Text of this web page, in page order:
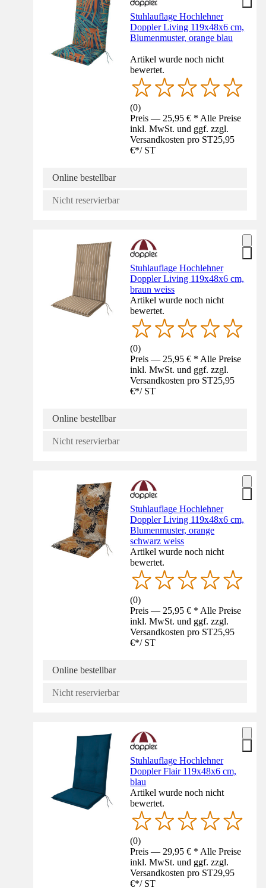
Stuhlauflage Hochlehner
Doppler Living 119x48x6 cm,
Blumenmuster, orange blau
Artikel wurde noch nicht
bewertet.
(0)
Preis — 25,95 € * Alle Preise
inkl. MwSt. und ggf. zzgl.
Versandkosten pro ST25,95
€*/ ST
Online bestellbar
Nicht reservierbar
Stuhlauflage Hochlehner
Doppler Living 119x48x6 cm,
braun weiss
Artikel wurde noch nicht
bewertet.
(0)
Preis — 25,95 € * Alle Preise
inkl. MwSt. und ggf. zzgl.
Versandkosten pro ST25,95
€*/ ST
Online bestellbar
Nicht reservierbar
Stuhlauflage Hochlehner
Doppler Living 119x48x6 cm,
Blumenmuster, orange
schwarz weiss
Artikel wurde noch nicht
bewertet.
(0)
Preis — 25,95 € * Alle Preise
inkl. MwSt. und ggf. zzgl.
Versandkosten pro ST25,95
€*/ ST
Online bestellbar
Nicht reservierbar
Stuhlauflage Hochlehner
Doppler Flair 119x48x6 cm,
blau
Artikel wurde noch nicht
bewertet.
(0)
Preis — 29,95 € * Alle Preise
inkl. MwSt. und ggf. zzgl.
Versandkosten pro ST29,95
€*/ ST